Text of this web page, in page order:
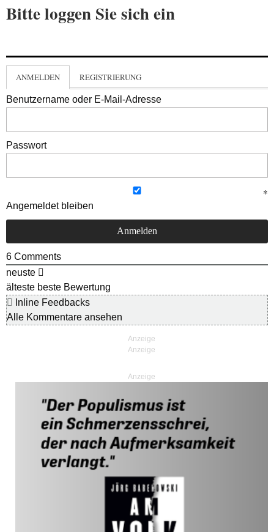
Bitte loggen Sie sich ein
ANMELDEN REGISTRIERUNG
Benutzername oder E-Mail-Adresse
Passwort
Angemeldet bleiben
6 Comments
neuste
älteste beste Bewertung
Inline Feedbacks
Alle Kommentare ansehen
Anzeige